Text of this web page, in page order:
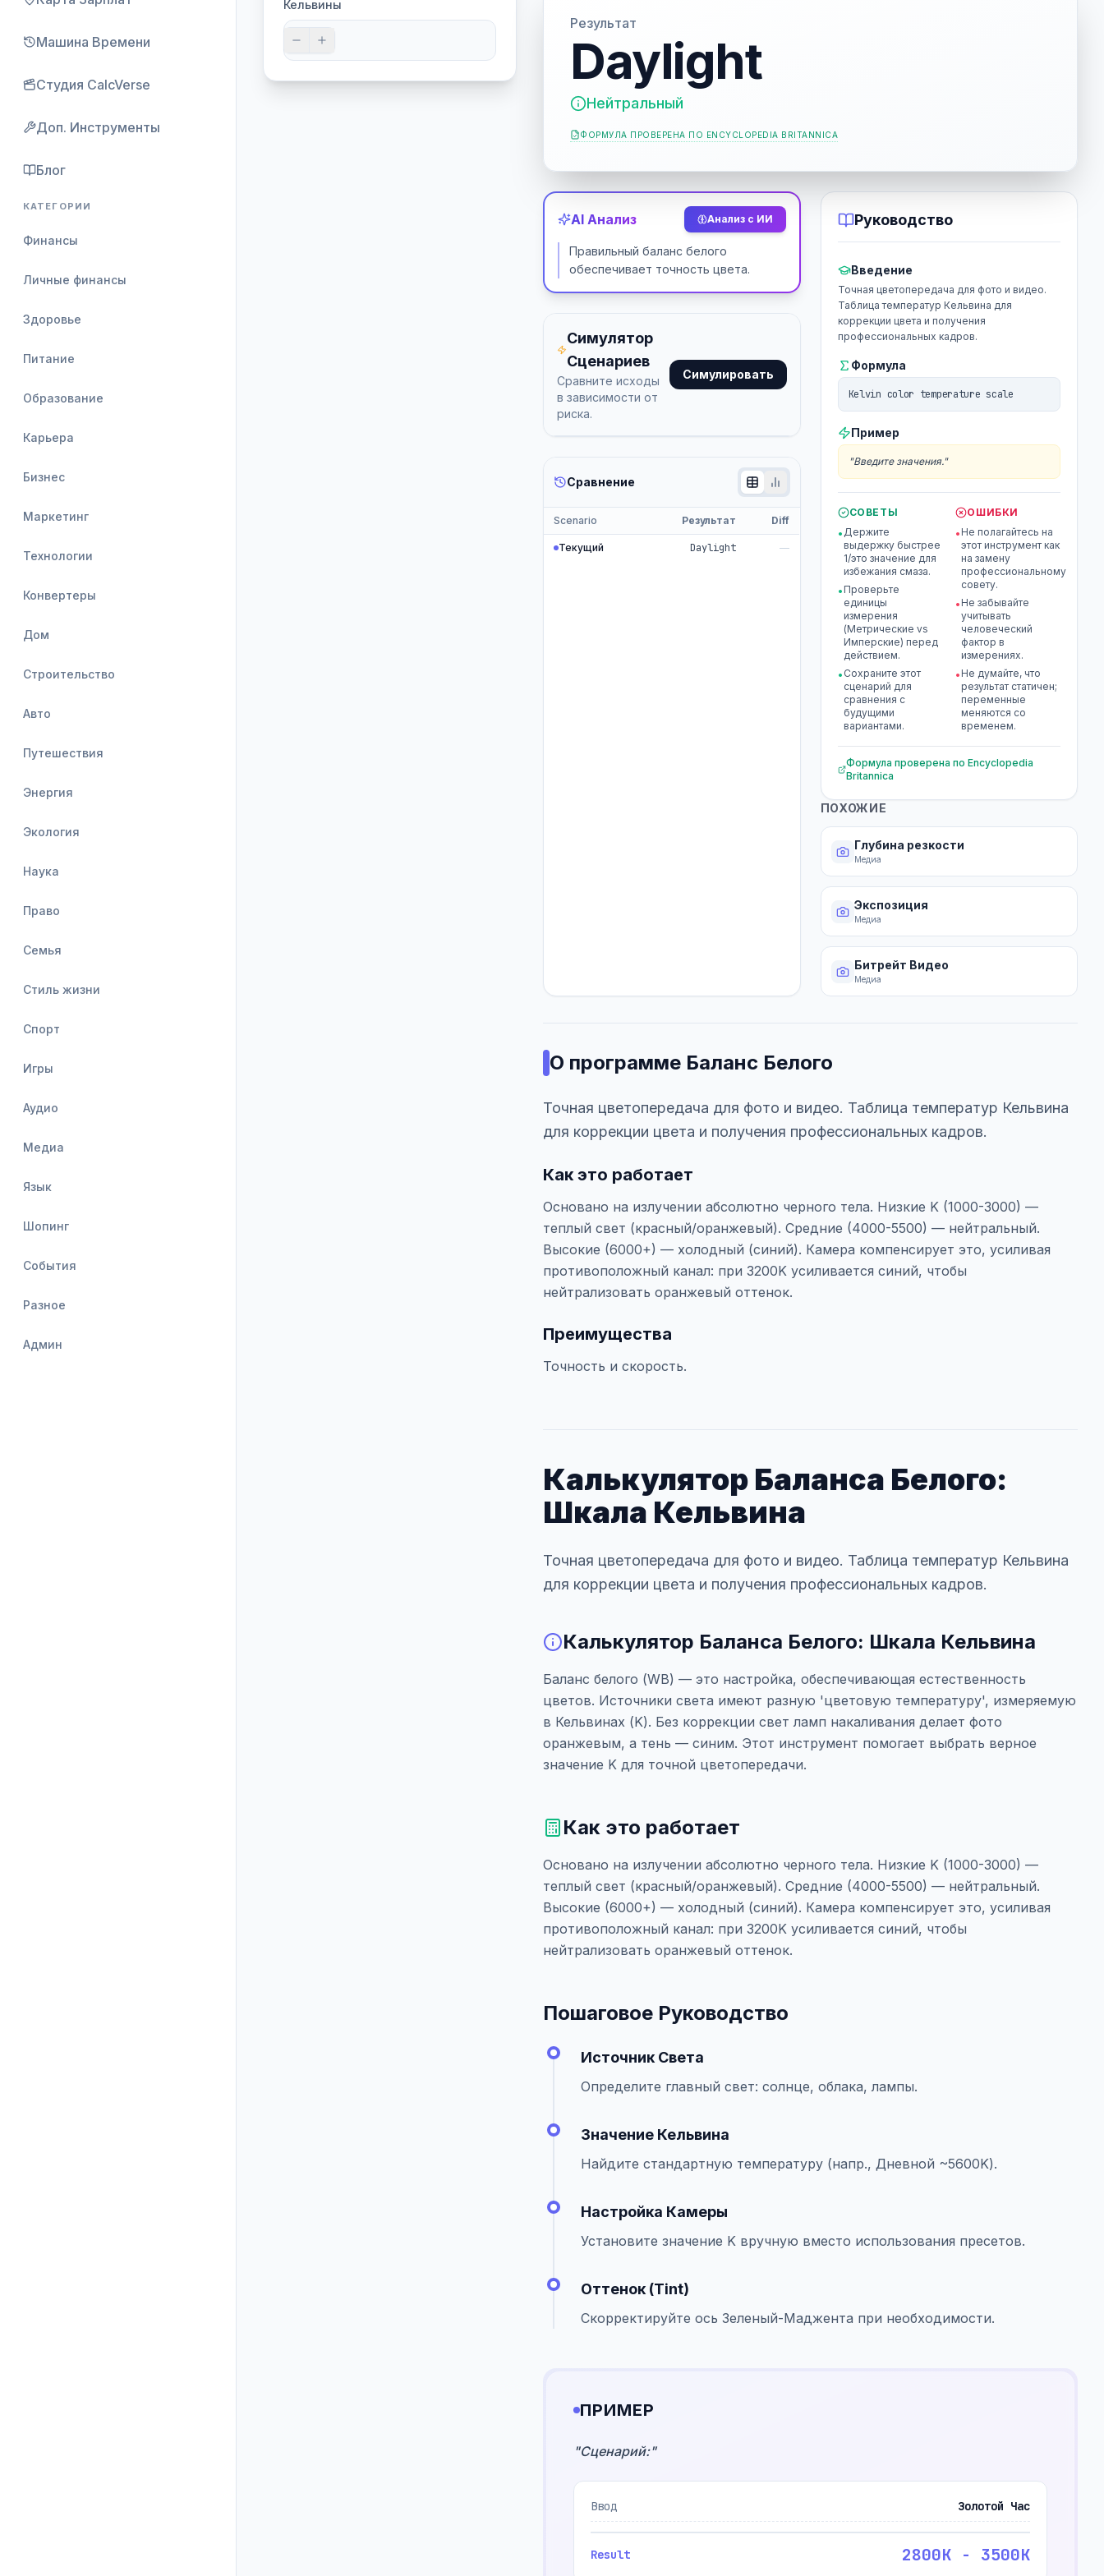
Машина Времени
Студия CalcVerse
Доп. Инструменты
Блог
КАТЕГОРИИ
Финансы
Личные финансы
Здоровье
Питание
Образование
Карьера
Бизнес
Маркетинг
Технологии
Конвертеры
Дом
Строительство
Авто
Путешествия
Энергия
Экология
Наука
Право
Семья
Стиль жизни
Спорт
Игры
Аудио
Медиа
Язык
Шопинг
События
Разное
Админ
Кельвины
Результат
Daylight
Нейтральный
ФОРМУЛА ПРОВЕРЕНА ПО ENCYCLOPEDIA BRITANNICA
AI Анализ Анализ с ИИ
Правильный баланс белого
обеспечивает точность цвета.
Симулятор
Сценариев
Сравните исходы
в зависимости от
риска.
Симулировать
Сравнение
Scenario Результат Diff
Текущий Daylight —
Руководство
Введение
Точная цветопередача для фото и видео.
Таблица температур Кельвина для
коррекции цвета и получения
профессиональных кадров.
Формула
Kelvin color temperature scale
Пример
"Введите значения."
СОВЕТЫ
• Держите
выдержку быстрее
1/это значение для
избежания смаза.
• Проверьте
единицы
измерения
(Метрические vs
Имперские) перед
действием.
• Сохраните этот
сценарий для
сравнения с
будущими
вариантами.
ОШИБКИ
• Не полагайтесь на
этот инструмент как
на замену
профессиональному
совету.
• Не забывайте
учитывать
человеческий
фактор в
измерениях.
• Не думайте, что
результат статичен;
переменные
меняются со
временем.
Формула проверена по Encyclopedia
Britannica
ПОХОЖИЕ
Глубина резкости
Медиа
Экспозиция
Медиа
Битрейт Видео
Медиа
О программе Баланс Белого
Точная цветопередача для фото и видео. Таблица температур Кельвина
для коррекции цвета и получения профессиональных кадров.
Как это работает
Основано на излучении абсолютно черного тела. Низкие K (1000-3000) —
теплый свет (красный/оранжевый). Средние (4000-5500) — нейтральный.
Высокие (6000+) — холодный (синий). Камера компенсирует это, усиливая
противоположный канал: при 3200K усиливается синий, чтобы
нейтрализовать оранжевый оттенок.
Преимущества
Точность и скорость.
Калькулятор Баланса Белого:
Шкала Кельвина
Точная цветопередача для фото и видео. Таблица температур Кельвина
для коррекции цвета и получения профессиональных кадров.
Калькулятор Баланса Белого: Шкала Кельвина
Баланс белого (WB) — это настройка, обеспечивающая естественность
цветов. Источники света имеют разную 'цветовую температуру', измеряемую
в Кельвинах (K). Без коррекции свет ламп накаливания делает фото
оранжевым, а тень — синим. Этот инструмент помогает выбрать верное
значение K для точной цветопередачи.
Как это работает
Основано на излучении абсолютно черного тела. Низкие K (1000-3000) —
теплый свет (красный/оранжевый). Средние (4000-5500) — нейтральный.
Высокие (6000+) — холодный (синий). Камера компенсирует это, усиливая
противоположный канал: при 3200K усиливается синий, чтобы
нейтрализовать оранжевый оттенок.
Пошаговое Руководство
Источник Света
Определите главный свет: солнце, облака, лампы.
Значение Кельвина
Найдите стандартную температуру (напр., Дневной ~5600K).
Настройка Камеры
Установите значение K вручную вместо использования пресетов.
Оттенок (Tint)
Скорректируйте ось Зеленый-Маджента при необходимости.
ПРИМЕР
"Сценарий:"
Ввод Золотой Час
Result 2800K - 3500K